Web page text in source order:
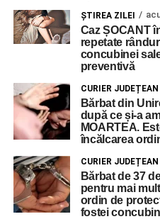
ŞTIREA ZILEI
Caz ȘOCANT
repetate
concubinei
preventivă
CURIER JUDEȚEAN
Bărbat din
după ce și-a
MOARTEA.
încălcarea
CURIER JUDEȚEAN
Bărbat de 37
pentru mai
ordin de
fostei